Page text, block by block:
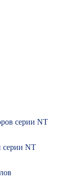
серии NT
серии NT